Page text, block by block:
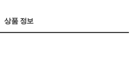
상품 정보